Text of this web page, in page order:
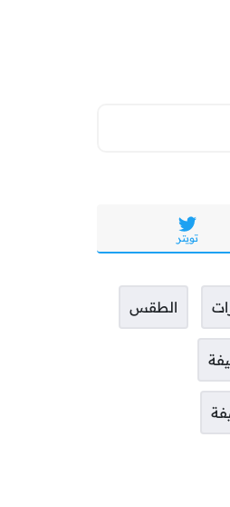
تويتر
الطقس